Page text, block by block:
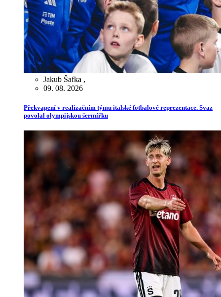
Jakub Šafka ,
09. 08. 2026
Překvapení v realizačním týmu italské fotbalové reprezentace. Svaz
povolal olympijskou šermířku